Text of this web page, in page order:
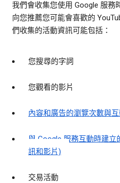
我們會收集您使用 Google 服務
向您推薦您可能會喜歡的
們收集的活動資訊可能包括：
您搜尋的字詞
您觀看的影片
內容和廣告的瀏覽次數與
與 Google 服務互動時建
訊和影片)
交易活動